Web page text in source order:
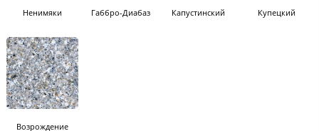
Ненимяки Габбро-Диабаз Капустинский Купецкий
Возрождение